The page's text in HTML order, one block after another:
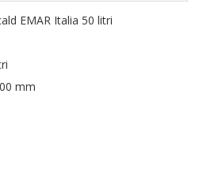
EMAR Italia 50 litri
mm